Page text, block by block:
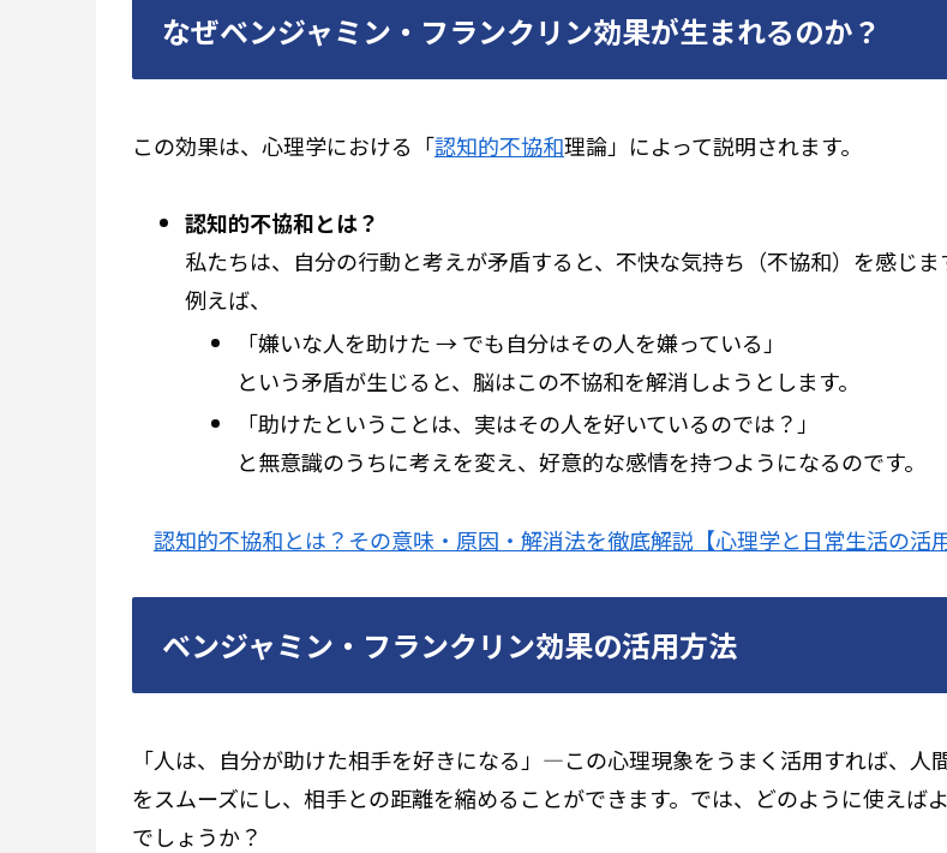
なぜベンジャミン・フランクリン効果が生まれるのか？
この効果は、心理学における「認知的不協和理論」によって説明されます。
認知的不協和とは？
私たちは、自分の行動と考えが矛盾すると、不快な気持ち（不協和）を感じま
例えば、
「嫌いな人を助けた → でも自分はその人を嫌っている」
という矛盾が生じると、脳はこの不協和を解消しようとします。
「助けたということは、実はその人を好いているのでは？」
と無意識のうちに考えを変え、好意的な感情を持つようになるのです。
認知的不協和とは？その意味・原因・解消法を徹底解説【心理学と日常生活の活用
ベンジャミン・フランクリン効果の活用方法
「人は、自分が助けた相手を好きになる」—この心理現象をうまく活用すれば、人
をスムーズにし、相手との距離を縮めることができます。では、どのように使えば
でしょうか？